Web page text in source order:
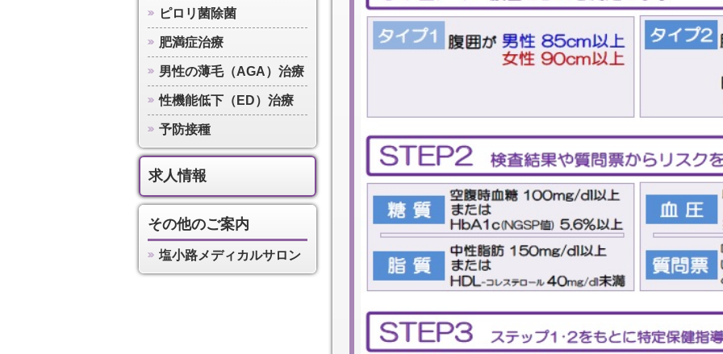
ピロリ菌除菌
肥満症治療
男性の薄毛（AGA）治療
性機能低下（ED）治療
予防接種
求人情報
その他のご案内
塩小路メディカルサロン